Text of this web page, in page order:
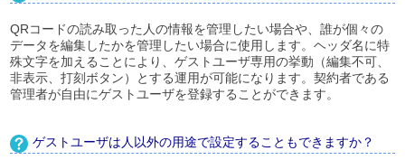
QRコードの読み取った人の情報を管理したい場合や、誰が個々の
データを編集したかを管理したい場合に使用します。ヘッダ名に特
殊文字を加えることにより、ゲストユーザ専用の挙動（編集不可、
非表示、打刻ボタン）とする運用が可能になります。契約者である
管理者が自由にゲストユーザを登録することができます。
ゲストユーザは人以外の用途で設定することもできますか？